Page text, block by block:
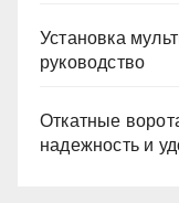
Установка
руководство
Откатные
надежность и